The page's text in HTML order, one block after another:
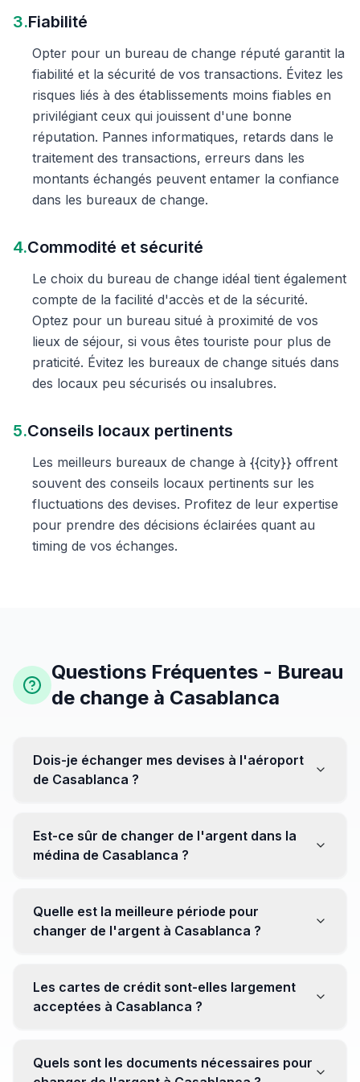
3.Fiabilité
Opter pour un bureau de change réputé garantit la
fiabilité et la sécurité de vos transactions. Évitez les
risques liés à des établissements moins fiables en
privilégiant ceux qui jouissent d'une bonne
réputation. Pannes informatiques, retards dans le
traitement des transactions, erreurs dans les
montants échangés peuvent entamer la confiance
dans les bureaux de change.
4.Commodité et sécurité
Le choix du bureau de change idéal tient également
compte de la facilité d'accès et de la sécurité.
Optez pour un bureau situé à proximité de vos
lieux de séjour, si vous êtes touriste pour plus de
praticité. Évitez les bureaux de change situés dans
des locaux peu sécurisés ou insalubres.
5.Conseils locaux pertinents
Les meilleurs bureaux de change à {{city}} offrent
souvent des conseils locaux pertinents sur les
fluctuations des devises. Profitez de leur expertise
pour prendre des décisions éclairées quant au
timing de vos échanges.
Questions Fréquentes - Bureau
de change à Casablanca
Dois-je échanger mes devises à l'aéroport
de Casablanca ?
être moins avantageux. Orientez-vous plutôt vers les
bureaux de change en ville pour obtenir de meilleurs
Est-ce sûr de changer de l'argent dans la
médina de Casablanca ?
établissements réputés pour éviter les surprises.
Quelle est la meilleure période pour
changer de l'argent à Casablanca ?
soyez attentif aux fluctuations pour maximiser la valeur
de vos devises.
Les cartes de crédit sont-elles largement
acceptées à Casablanca ?
Cependant, avoir un peu de monnaie locale peut être
Quels sont les documents nécessaires pour